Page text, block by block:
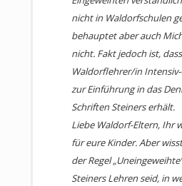
nicht in Waldorfschulen
behauptet aber auch
nicht. Fakt jedoch ist,
Waldorflehrer/in
zur Einführung in das
Schriften Steiners erhält.
Liebe Waldorf-Eltern, Ihr
für eure Kinder. Aber
der Regel
Steiners Lehren seid, in